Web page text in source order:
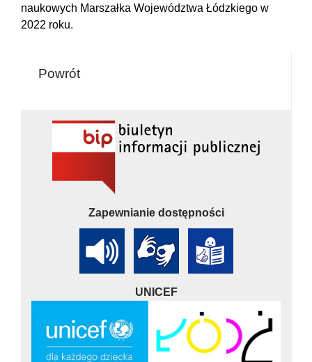
naukowych Marszałka Województwa Łódzkiego w
2022 roku.
Powrót
Zapewnianie dostępności
UNICEF